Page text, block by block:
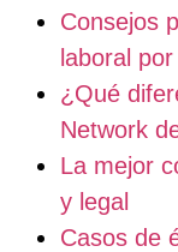
Consejos
laboral
¿Qué
Network
La mejor
y legal
Casos de